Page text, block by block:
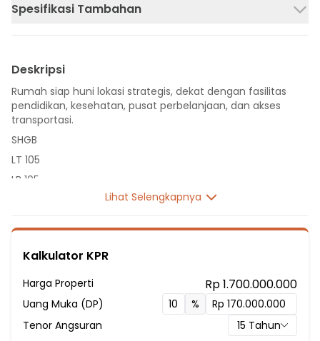
Spesifikasi Tambahan
Deskripsi
Rumah siap huni lokasi strategis, dekat dengan fasilitas
pendidikan, kesehatan, pusat perbelanjaan, dan akses
transportasi.
SHGB
LT 105
LB 105
5 Kamar Mandi
Listrik 1300 VA
Sumber Air PDAM
Hadap Timur
Lihat Selengkapnya
Kalkulator KPR
Harga Properti Rp 1.700.000.000
Uang Muka (DP)
%
Tenor Angsuran
15 Tahun